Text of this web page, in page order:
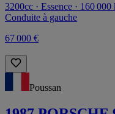
3200cc · Essence · 160
Conduite à gauche
67 000 €
Poussan